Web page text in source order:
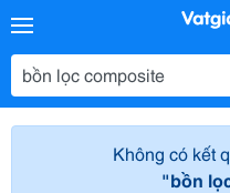
Không có kết
"bồn